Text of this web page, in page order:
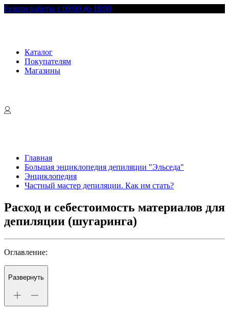
Режим работы с 09:00 до 18:00
Каталог
Покупателям
Магазины
Главная
Большая энциклопедия депиляции "Эльседа"
Энциклопедия
Частный мастер депиляции. Как им стать?
Расход и себестоимость материалов для
депиляции (шугаринга)
Оглавление:
Развернуть